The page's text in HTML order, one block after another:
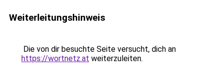
Weiterleitungshinweis
Die von dir besuchte Seite versucht, dich an
https://wortnetz.at weiterzuleiten.